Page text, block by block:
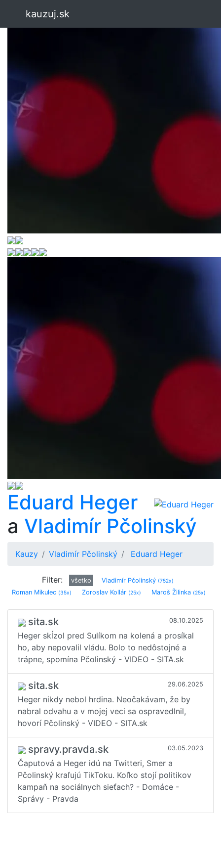
kauzuj.sk
Eduard Heger
a Vladimír Pčolinský
Kauzy Vladimír Pčolinský Eduard Heger
Filter: všetko Vladimír Pčolinský (752x)
Roman Mikulec (35x) Zoroslav Kollár (25x) Maroš Žilinka (25x)
Eduard Heger Jaroslav Haščák
Igor Matovič
Peter Košč(3x) Dušan Kováčik(3x) Norbert Bödör(3x)
Tibor Gašpar(3x) Peter Kažimír(2x) Veronika Remišová
Boris Kollár(1x) Juraj Blanár (1x) Robert Kaliňák(1x)
Marian Kotleba(1x)
sita.sk 08.10.2025
Heger skĺzol pred Sulíkom na kolená a prosíkal
ho, aby nepovalil vládu. Bolo to nedôstojné a
trápne, spomína Pčolinský - VIDEO - SITA.sk
sita.sk 29.06.2025
Heger nikdy nebol hrdina. Neočakávam, že by
nabral odvahu a v mojej veci sa ospravedlnil,
hovorí Pčolinský - VIDEO - SITA.sk
spravy.pravda.sk 03.05.2023
Čaputová a Heger idú na Twitteri, Smer a
Pčolinský kraľujú TikToku. Koľko stojí politikov
kampaň na sociálnych sieťach? - Domáce -
Správy - Pravda